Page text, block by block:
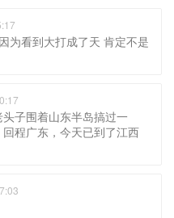
为看到大打成了天 肯定不是
子围着山东半岛搞过一
程广东，今天已到了江西